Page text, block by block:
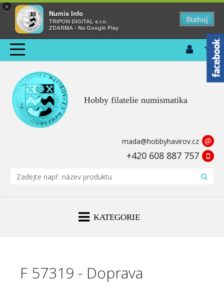
×
Numis Info
TRIPON DIGITAL s.r.o.
ZDARMA - Na Google Play
Stahuj
Hobby filatelie numismatika
mada@hobbyhavirov.cz @
+420 608 887 757
KATEGORIE
F 57319 - Doprava